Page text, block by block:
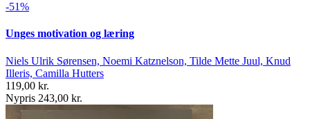
-51%
Unges motivation og læring
Niels Ulrik Sørensen, Noemi Katznelson, Tilde Mette Juul, Knud
Illeris, Camilla Hutters
119,00 kr.
Nypris 243,00 kr.